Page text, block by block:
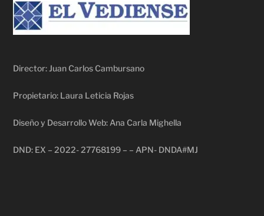
Director: Juan Carlos Cambursano
Propietario: Laura Leticia Rojas
Diseño y Desarrollo Web: Ana Carla Mighella
DND: EX – 2022- 27768199 – – APN- DNDA#MJ